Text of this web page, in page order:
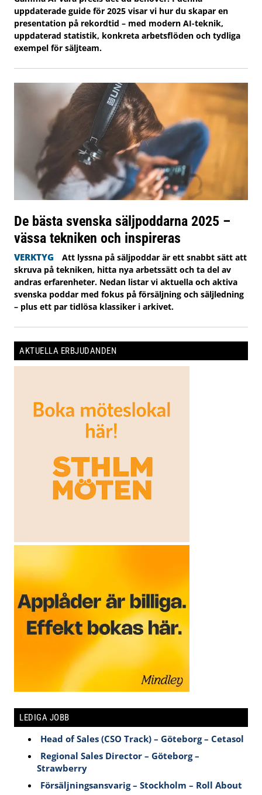
uppdaterade guide för 2025 visar vi hur du skapar en
presentation på rekordtid – med modern AI-teknik,
uppdaterad statistik, konkreta arbetsflöden och tydliga
exempel för säljteam.
De bästa svenska säljpoddarna 2025 –
vässa tekniken och inspireras
VERKTYG
Att lyssna på säljpoddar är ett snabbt sätt att
skruva på tekniken, hitta nya arbetssätt och ta del av
andras erfarenheter. Nedan listar vi aktuella och aktiva
svenska poddar med fokus på försäljning och säljledning
– plus ett par tidlösa klassiker i arkivet.
AKTUELLA ERBJUDANDEN
LEDIGA JOBB
Head of Sales (CSO Track) – Göteborg – Cetasol
Regional Sales Director – Göteborg –
Strawberry
Försäljningsansvarig – Stockholm – Roll About